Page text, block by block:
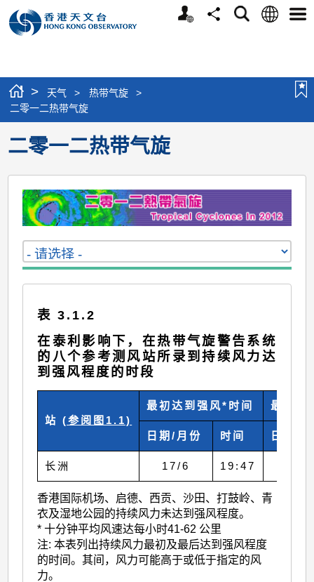
个
分
搜
语
选
> 天气 > 热带气旋
>
二零一二热带气旋
二零一二热带气旋
表 3.1.2
在泰利影响下，在热带气旋警告系统
的八个参考测风站所录到持续风力达
到强风程度的时段
站(参阅图1.1)
最初达到强风*时间 最后达
日期/月份 时间 日期/
长洲 17/6 19:47
香港国际机场、启德、西贡、沙田、打鼓岭、青
衣及湿地公园的持续风力未达到强风程度。
* 十分钟平均风速达每小时41-62 公里
注: 本表列出持续风力最初及最后达到强风程度
的时间。其间，风力可能高于或低于指定的风
力。